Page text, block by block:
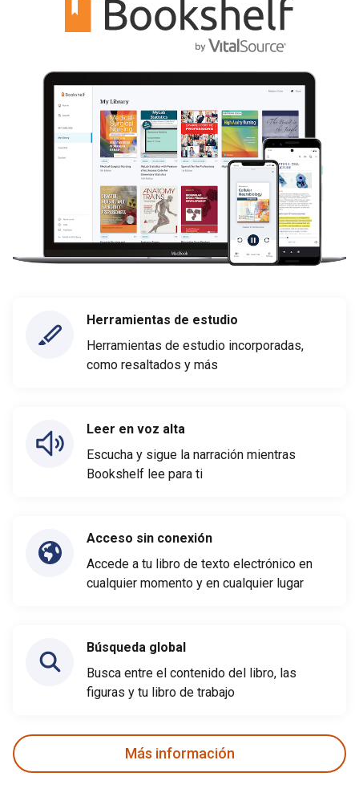
Herramientas de estudio
Herramientas de estudio incorporadas,
como resaltados y más
Leer en voz alta
Escucha y sigue la narración mientras
Bookshelf lee para ti
Acceso sin conexión
Accede a tu libro de texto electrónico en
cualquier momento y en cualquier lugar
Búsqueda global
Busca entre el contenido del libro, las
figuras y tu libro de trabajo
Más información